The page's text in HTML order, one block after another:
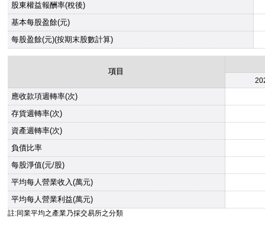
股東權益報酬率(稅後)
基本每股盈餘(元)
每股盈餘(元)(按期末股數計算)
項目
應收款項週轉率(次)
存貨週轉率(次)
資產週轉率(次)
負債比率
每股淨值(元/股)
平均每人營業收入(萬元)
平均每人營業利益(萬元)
註:同業平均之產業乃採交易所之分類